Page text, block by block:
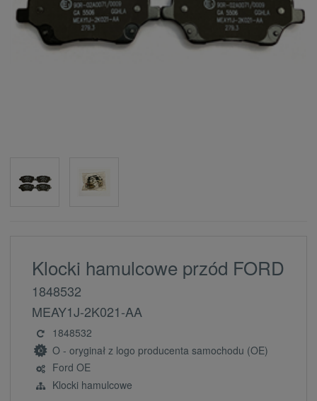
Klocki hamulcowe przód FORD
1848532
MEAY1J-2K021-AA
1848532
O - oryginał z logo producenta samochodu (OE)
Ford OE
Klocki hamulcowe